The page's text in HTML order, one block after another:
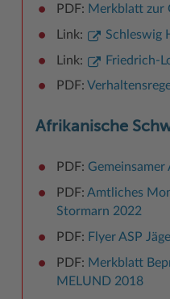
PDF: Merkblatt zur
Link:
Schleswig
Link:
Friedrich-
PDF:
Afrikanische
PDF:
PDF:Amtliches
Stormarn 2022
PDF: Flyer ASP
PDF: Merkblatt
MELUND 2018